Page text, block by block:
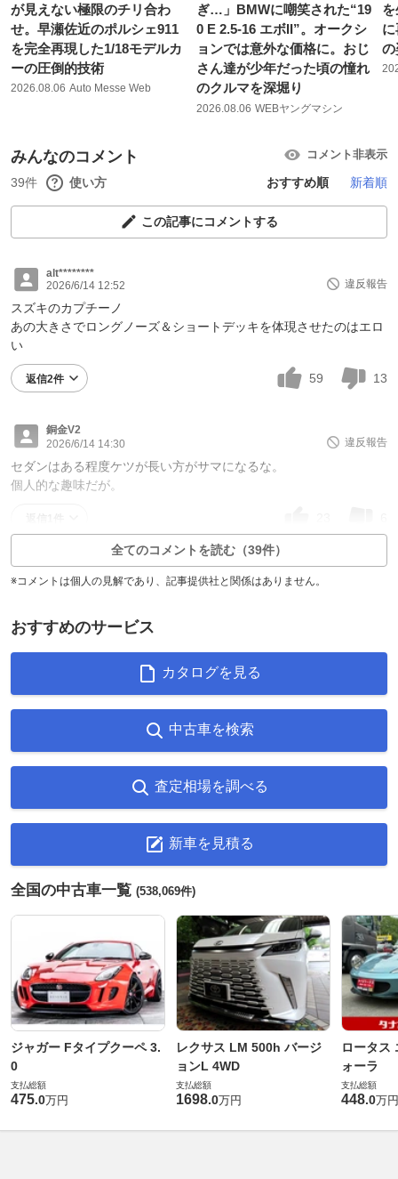
が見えない極限のチリ合わ
せ。早瀬佐近のポルシェ911
を完全再現した1/18モデルカ
ーの圧倒的技術
2026.08.06 Auto Messe Web
ぎ…」BMWに嘲笑された“19
0 E 2.5-16 エボII”。オークシ
ョンでは意外な価格に。おじ
さん達が少年だった頃の憧れ
のクルマを深堀り
2026.08.06 WEBヤングマシン
の
みんなのコメント コメント非表示
39件 使い方 おすすめ順 新着順
この記事にコメントする
alt********
2026/6/14 12:52
違反報告
スズキのカプチーノ
あの大きさでロングノーズ＆ショートデッキを体現させたのはエロ
い
返信2件 59 13
銅金V2
2026/6/14 14:30
違反報告
セダンはある程度ケツが長い方がサマになるな。
個人的な趣味だが。
全てのコメントを読む（39件）
※コメントは個人の見解であり、記事提供社と関係はありません。
おすすめのサービス
カタログを見る
中古車を検索
査定相場を調べる
新車を見積る
全国の中古車一覧 (538,069件)
ジャガー Fタイプクーペ 3.
0
支払総額
475.0万円
レクサス LM 500h バージ
ョンL 4WD
支払総額
1698.0万円
ロータス
ォーラ
支払総額
448.0万円